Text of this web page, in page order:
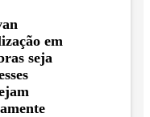
em
seja